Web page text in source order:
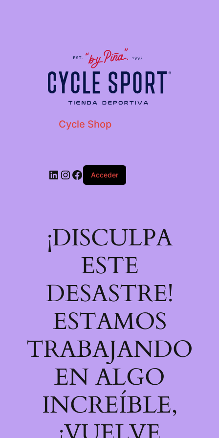
Cycle Shop
Acceder
¡DISCULPA
ESTE
DESASTRE!
ESTAMOS
TRABAJANDO
EN ALGO
INCREÍBLE,